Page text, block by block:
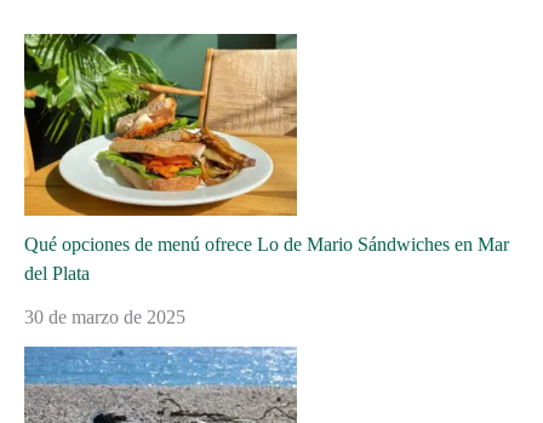
Qué opciones de menú ofrece Lo de Mario Sándwiches en Mar
del Plata
30 de marzo de 2025